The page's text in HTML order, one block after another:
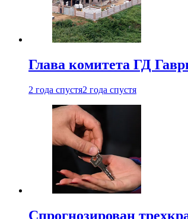
Глава комитета ГД
2 года спустя2 года спустя
Спрогнозирован